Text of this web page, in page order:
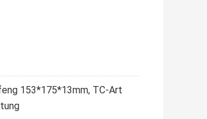
153*175*13mm, TC-Art